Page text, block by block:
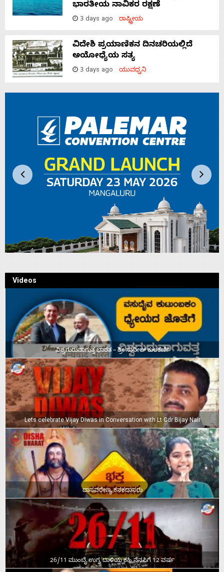
ಭಾರತೀಯ ನಾವಿಕರ ರಕ್ಷಣೆ
3 days ago ರಾಷ್ಟ್ರೀಯ
ವಿದೇಶಿ ಪ್ರಯಾಣಿಕನ ದಿನಚರಿಯಲ್ಲಿದೆ
ಅಯೋಧ್ಯೆಯ ಸತ್ಯ
3 days ago ಯುವಧ್ವನಿ
Videos
ವಿಶ್ವಗುರುವಾಗುತ್ತ ಭಾರತ – ಶ್ರೀ ಸುನೀಲ್‌ ಕುಲಕರ್ಣಿ
Lets celebrate Vijay Diwas in Conversation with Lt Cdr Bijay Nair
ದಾಸವರೇಣ್ಯ ಕನಕದಾಸರು
26/11 ಮುಂಬೈ ಉಗ್ರ ದಾಳಿಯ ಕಹಿ ನೆನಪಿಗೆ 12 ವರ್ಷ